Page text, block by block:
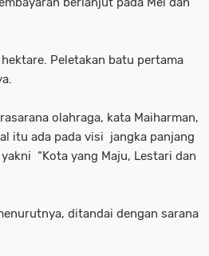
Peletakan batu pertama
olahraga, kata Maiharman,
itu ada pada visi jangka panjang
“Kota yang Maju, Lestari dan
ditandai dengan sarana